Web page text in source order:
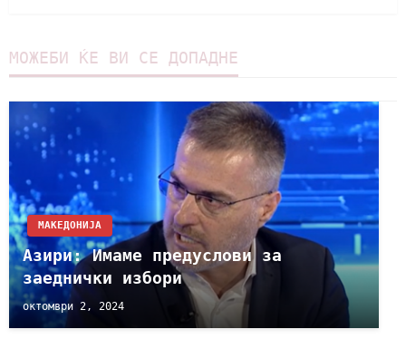
МОЖЕБИ ЌЕ ВИ СЕ ДОПАДНЕ
МАКЕДОНИЈА
Азири: Имаме предуслови за
заеднички избори
октомври 2, 2024